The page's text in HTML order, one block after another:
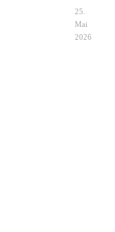
25.
Mai
2026